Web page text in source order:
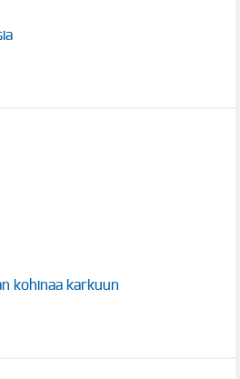
kohinaa karkuun